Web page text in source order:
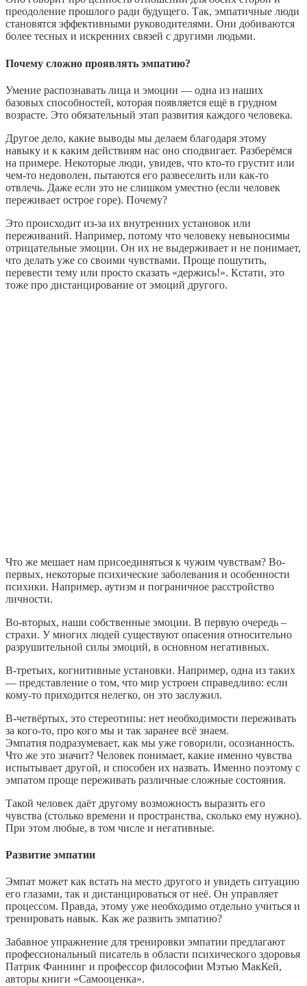
преодоление прошлого ради будущего. Так, эмпатичные люди
становятся эффективными руководителями. Они добиваются
более тесных и искренних связей с другими людьми.
Почему сложно проявлять эмпатию?
Умение распознавать лица и эмоции — одна из наших
базовых способностей, которая появляется ещё в грудном
возрасте. Это обязательный этап развития каждого человека.
Другое дело, какие выводы мы делаем благодаря этому
навыку и к каким действиям нас оно сподвигает. Разберёмся
на примере. Некоторые люди, увидев, что кто-то грустит или
чем-то недоволен, пытаются его развеселить или как-то
отвлечь. Даже если это не слишком уместно (если человек
переживает острое горе). Почему?
Это происходит из-за их внутренних установок или
переживаний. Например, потому что человеку невыносимы
отрицательные эмоции. Он их не выдерживает и не понимает,
что делать уже со своими чувствами. Проще пошутить,
перевести тему или просто сказать «держись!». Кстати, это
тоже про дистанцирование от эмоций другого.
Что же мешает нам присоединяться к чужим чувствам? Во-
первых, некоторые психические заболевания и особенности
психики. Например, аутизм и пограничное расстройство
личности.
Во-вторых, наши собственные эмоции. В первую очередь –
страхи. У многих людей существуют опасения относительно
разрушительной силы эмоций, в основном негативных.
В-третьих, когнитивные установки. Например, одна из таких
— представление о том, что мир устроен справедливо: если
кому-то приходится нелегко, он это заслужил.
В-четвёртых, это стереотипы: нет необходимости переживать
за кого-то, про кого мы и так заранее всё знаем.
Эмпатия подразумевает, как мы уже говорили, осознанность.
Что же это значит? Человек понимает, какие именно чувства
испытывает другой, и способен их назвать. Именно поэтому с
эмпатом проще переживать различные сложные состояния.
Такой человек даёт другому возможность выразить его
чувства (столько времени и пространства, сколько ему нужно).
При этом любые, в том числе и негативные.
Развитие эмпатии
Эмпат может как встать на место другого и увидеть ситуацию
его глазами, так и дистанцироваться от неё. Он управляет
процессом. Правда, этому уже необходимо отдельно учиться и
тренировать навык. Как же развить эмпатию?
Забавное упражнение для тренировки эмпатии предлагают
профессиональный писатель в области психического здоровья
Патрик Фаннинг и профессор философии Мэтью МакКей,
авторы книги «Самооценка».